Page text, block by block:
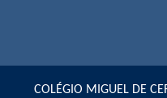
COLÉGIO MIGUEL DE